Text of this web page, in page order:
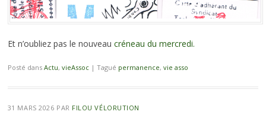
Et n’oubliez pas le nouveau créneau du mercredi.
Posté dans Actu, vieAssoc | Tagué permanence, vie asso
31 MARS 2026 PAR FILOU VÉLORUTION